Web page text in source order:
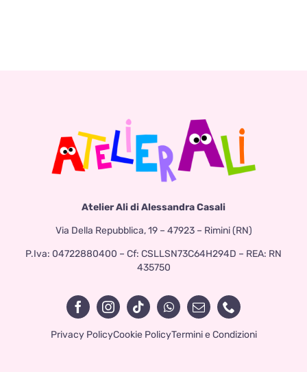
Atelier Ali di Alessandra Casali
Via Della Repubblica, 19 – 47923 – Rimini (RN)
P.Iva: 04722880400 – Cf: CSLLSN73C64H294D – REA: RN
435750
Privacy PolicyCookie PolicyTermini e Condizioni